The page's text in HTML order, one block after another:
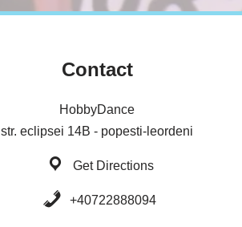
Contact
HobbyDance
str. eclipsei 14B - popesti-leordeni
Get Directions
+40722888094